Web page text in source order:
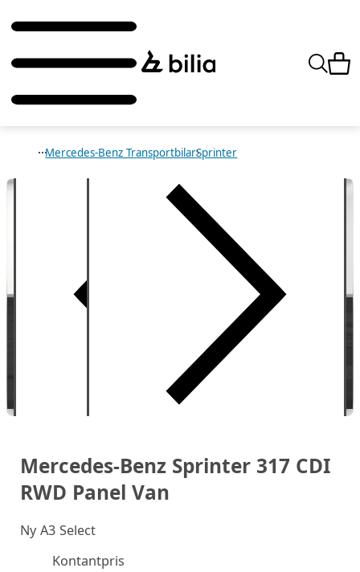
Mercedes-Benz TransportbilarSprinter
Mercedes-Benz Sprinter 317 CDI
RWD Panel Van
NyA3 Select
Kontantpris